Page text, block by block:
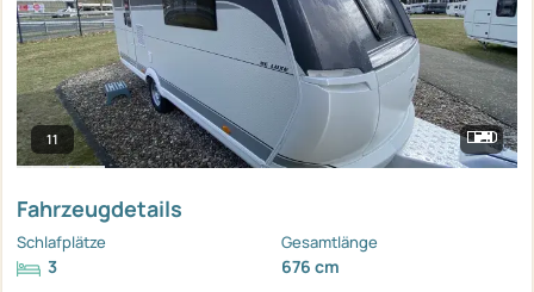
11
Fahrzeugdetails
Schlafplätze
3
Gesamtlänge
676 cm